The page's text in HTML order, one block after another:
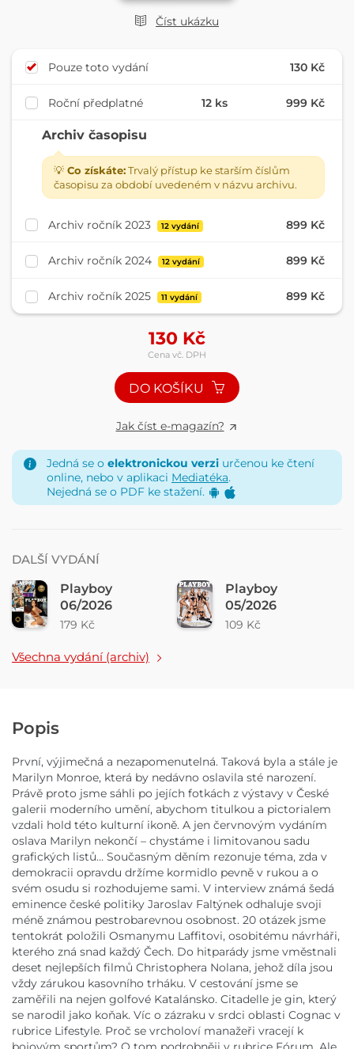
Číst ukázku
Pouze toto vydání 130 Kč
Roční předplatné 12 ks 999 Kč
Archiv časopisu
💡 Co získáte:Trvalý přístup ke starším číslům
časopisu za období uvedeném v názvu archivu.
Archiv ročník 2023 12 vydání 899 Kč
Archiv ročník 2024 12 vydání 899 Kč
Archiv ročník 2025 11 vydání 899 Kč
130 Kč
Cena vč. DPH
DO KOŠÍKU
Jak číst e-magazín?
Jedná se o elektronickou verzi určenou ke čtení
online, nebo v aplikaci Mediatéka.
Nejedná se o PDF ke stažení.
DALŠÍ VYDÁNÍ
Playboy
06/2026
179 Kč
Playboy
05/2026
109 Kč
Všechna vydání (archiv)
Popis
První, výjimečná a nezapomenutelná. Taková byla a stále je
Marilyn Monroe, která by nedávno oslavila sté narození.
Právě proto jsme sáhli po jejích fotkách z výstavy v České
galerii moderního umění, abychom titulkou a pictorialem
vzdali hold této kulturní ikoně. A jen červnovým vydáním
oslava Marilyn nekončí – chystáme i limitovanou sadu
grafických listů… Současným děním rezonuje téma, zda v
demokracii opravdu držíme kormidlo pevně v rukou a o
svém osudu si rozhodujeme sami. V interview známá šedá
eminence české politiky Jaroslav Faltýnek odhaluje svoji
méně známou pestrobarevnou osobnost. 20 otázek jsme
tentokrát položili Osmanymu Laffitovi, osobitému návrháři,
kterého zná snad každý Čech. Do hitparády jsme vměstnali
deset nejlepších filmů Christophera Nolana, jehož díla jsou
vždy zárukou kasovního trháku. V cestování jsme se
zaměřili na nejen golfové Katalánsko. Citadelle je gin, který
se narodil jako koňak. Víc o zázraku v srdci oblasti Cognac v
rubrice Lifestyle. Proč se vrcholoví manažeři vracejí k